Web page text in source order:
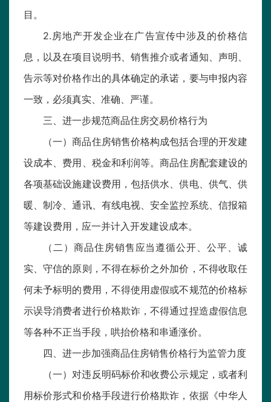
目。
2.房地产开发企业在广告宣传中涉及的价格信
息，以及在项目说明书、销售推介或者通知、声明、
告示等对价格作出的具体确定的承诺，要与申报内容
一致，必须真实、准确、严谨。
三、进一步规范商品住房交易价格行为
（一）商品住房销售价格构成包括合理的开发建
设成本、费用、税金和利润等。商品住房配套建设的
各项基础设施建设费用，包括供水、供电、供气、供
暖、制冷、通讯、有线电视、安全监控系统、信报箱
等建设费用，应一并计入开发建设成本。
（二）商品住房销售应当遵循公开、公平、诚
实、守信的原则，不得在标价之外加价，不得收取任
何未予标明的费用，不得使用虚假或不规范的价格标
示误导消费者进行价格欺诈，不得通过捏造虚假信息
等各种不正当手段，哄抬价格和串通涨价。
四、进一步加强商品住房销售价格行为监管力度
（一）对违反明码标价和收费公示规定，或者利
用标价形式和价格手段进行价格欺诈，依据《中华人